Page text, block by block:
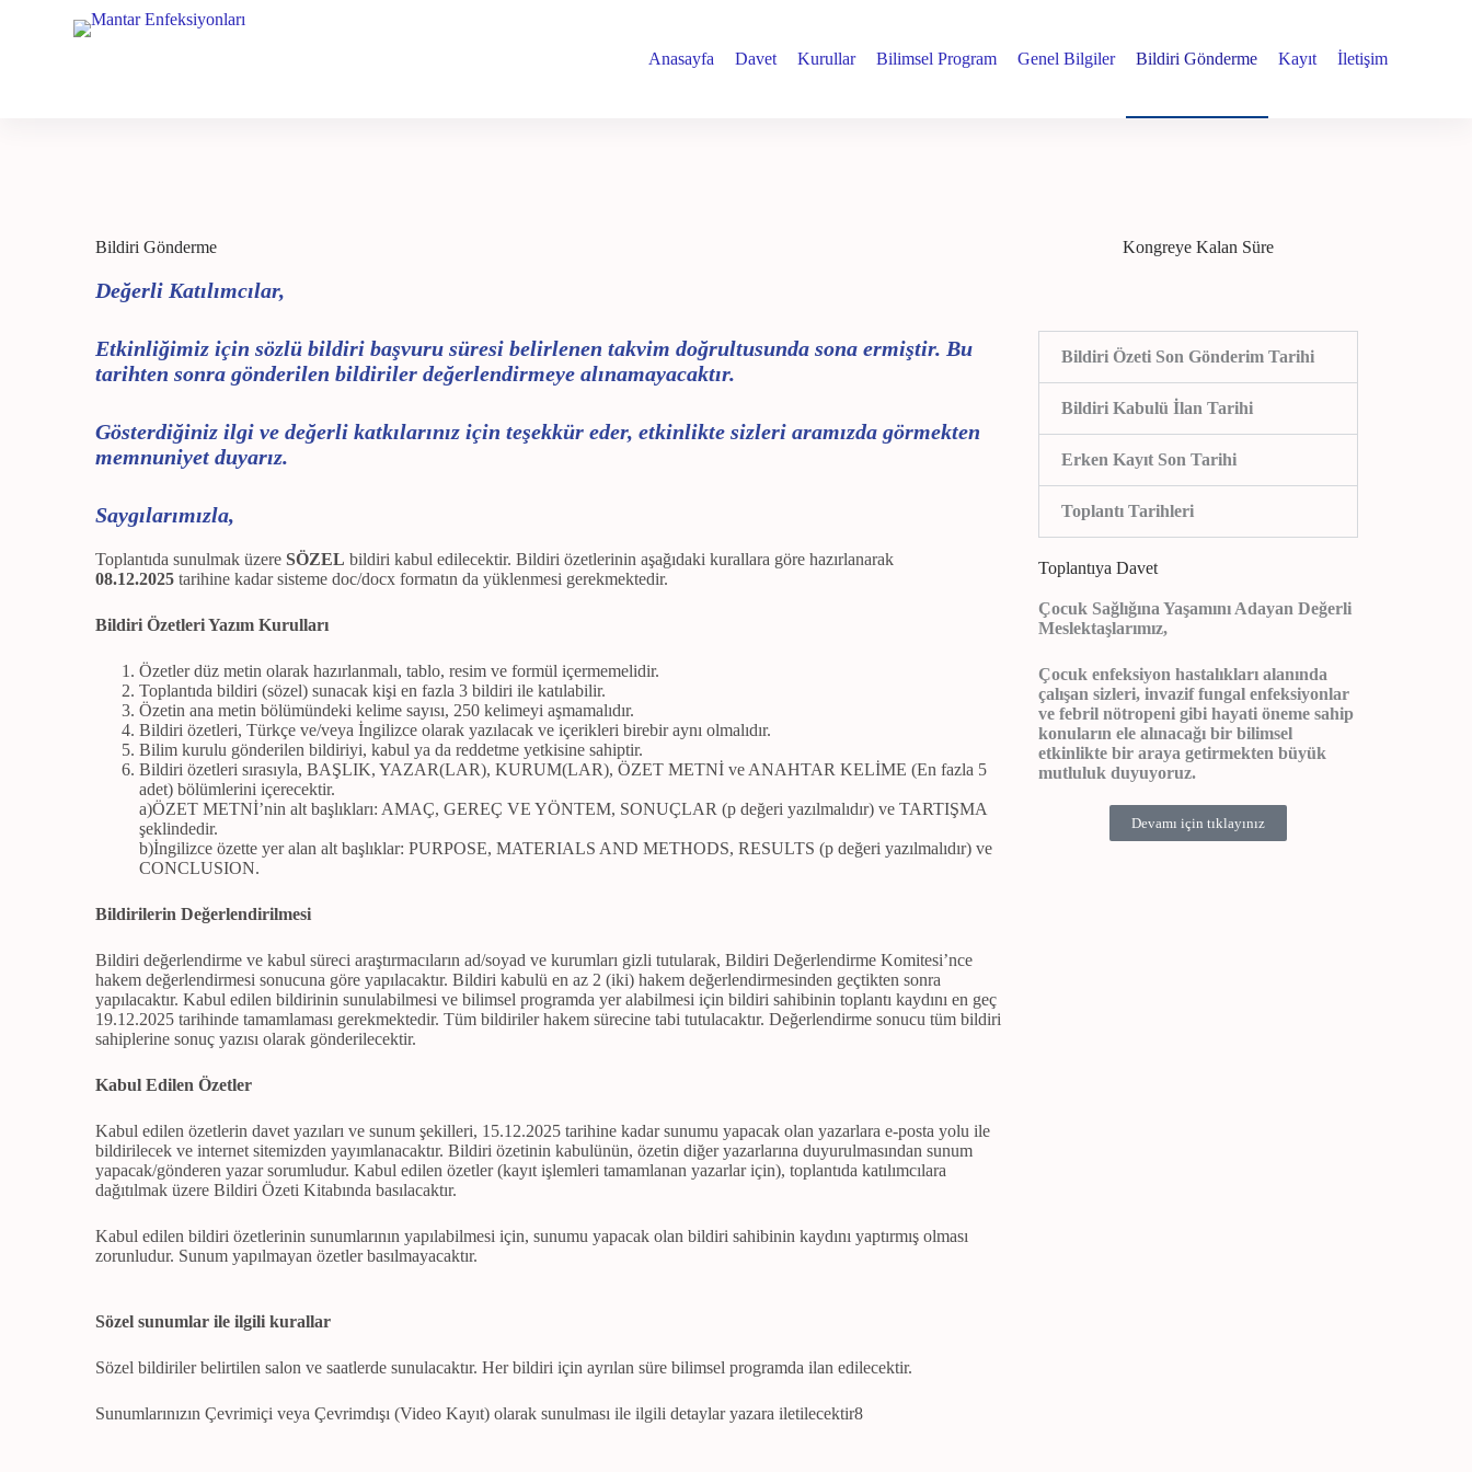
Anasayfa Davet Kurullar Bilimsel Program Genel Bilgiler Bildiri Gönderme Kayıt İletişim
Bildiri Gönderme
Değerli Katılımcılar,
Etkinliğimiz için sözlü bildiri başvuru süresi belirlenen takvim doğrultusunda sona ermiştir. Bu
tarihten sonra gönderilen bildiriler değerlendirmeye alınamayacaktır.
Gösterdiğiniz ilgi ve değerli katkılarınız için teşekkür eder, etkinlikte sizleri aramızda görmekten
memnuniyet duyarız.
Saygılarımızla,
Toplantıda sunulmak üzereSÖZEL bildiri kabul edilecektir. Bildiri özetlerinin aşağıdaki kurallara göre hazırlanarak
08.12.2025 tarihine kadar sisteme doc/docx formatın da yüklenmesi gerekmektedir.
Bildiri Özetleri Yazım Kurulları
Özetler düz metin olarak hazırlanmalı, tablo, resim ve formül içermemelidir.
Toplantıda bildiri (sözel) sunacak kişi en fazla 3 bildiri ile katılabilir.
Özetin ana metin bölümündeki kelime sayısı, 250 kelimeyi aşmamalıdır.
Bildiri özetleri, Türkçe ve/veya İngilizce olarak yazılacak ve içerikleri birebir aynı olmalıdır.
Bilim kurulu gönderilen bildiriyi, kabul ya da reddetme yetkisine sahiptir.
Bildiri özetleri sırasıyla, BAŞLIK, YAZAR(LAR), KURUM(LAR), ÖZET METNİ ve ANAHTAR KELİME (En fazla 5
adet) bölümlerini içerecektir.
a)ÖZET METNİ’nin alt başlıkları: AMAÇ, GEREÇ VE YÖNTEM, SONUÇLAR (p değeri yazılmalıdır) ve TARTIŞMA
şeklindedir.
b)İngilizce özette yer alan alt başlıklar: PURPOSE, MATERIALS AND METHODS, RESULTS (p değeri yazılmalıdır) ve
CONCLUSION.
Bildirilerin Değerlendirilmesi
Bildiri değerlendirme ve kabul süreci araştırmacıların ad/soyad ve kurumları gizli tutularak, Bildiri Değerlendirme Komitesi’nce
hakem değerlendirmesi sonucuna göre yapılacaktır. Bildiri kabulü en az 2 (iki) hakem değerlendirmesinden geçtikten sonra
yapılacaktır. Kabul edilen bildirinin sunulabilmesi ve bilimsel programda yer alabilmesi için bildiri sahibinin toplantı kaydını en geç
19.12.2025 tarihinde tamamlaması gerekmektedir. Tüm bildiriler hakem sürecine tabi tutulacaktır. Değerlendirme sonucu tüm bildiri
sahiplerine sonuç yazısı olarak gönderilecektir.
Kabul Edilen Özetler
Kabul edilen özetlerin davet yazıları ve sunum şekilleri, 15.12.2025 tarihine kadar sunumu yapacak olan yazarlara e-posta yolu ile
bildirilecek ve internet sitemizden yayımlanacaktır. Bildiri özetinin kabulünün, özetin diğer yazarlarına duyurulmasından sunum
yapacak/gönderen yazar sorumludur. Kabul edilen özetler (kayıt işlemleri tamamlanan yazarlar için), toplantıda katılımcılara
dağıtılmak üzere Bildiri Özeti Kitabında basılacaktır.
Kabul edilen bildiri özetlerinin sunumlarının yapılabilmesi için, sunumu yapacak olan bildiri sahibinin kaydını yaptırmış olması
zorunludur. Sunum yapılmayan özetler basılmayacaktır.
Sözel sunumlar ile ilgili kurallar
Sözel bildiriler belirtilen salon ve saatlerde sunulacaktır. Her bildiri için ayrılan süre bilimsel programda ilan edilecektir.
Sunumlarınızın Çevrimiçi veya Çevrimdışı (Video Kayıt) olarak sunulması ile ilgili detaylar yazara iletilecektir8
Kongreye Kalan Süre
Bildiri Özeti Son Gönderim Tarihi
Bildiri Kabulü İlan Tarihi
Erken Kayıt Son Tarihi
Toplantı Tarihleri
Toplantıya Davet
Çocuk Sağlığına Yaşamını Adayan Değerli
Meslektaşlarımız,
Çocuk enfeksiyon hastalıkları alanında
çalışan sizleri, invazif fungal enfeksiyonlar
ve febril nötropeni gibi hayati öneme sahip
konuların ele alınacağı bir bilimsel
etkinlikte bir araya getirmekten büyük
mutluluk duyuyoruz.
Devamı için tıklayınız